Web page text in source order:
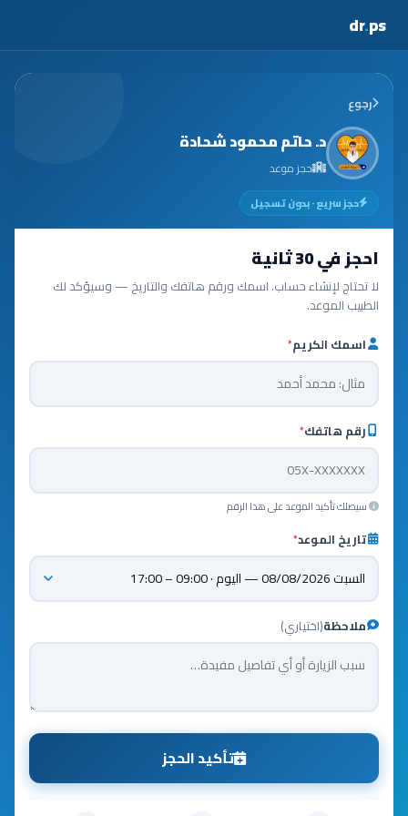
dr.ps
رجوع
د. حاتم محمود شحادة
حجز موعد
حجز سريع · بدون تسجيل
احجز في 30 ثانية
لا تحتاج لإنشاء حساب. اسمك ورقم هاتفك والتاريخ — وسيؤكد لك
الطبيب الموعد.
اسمك الكريم*
رقم هاتفك*
سيصلك تأكيد الموعد على هذا الرقم
تاريخ الموعد*
ملاحظة(اختياري)
تأكيد الحجز